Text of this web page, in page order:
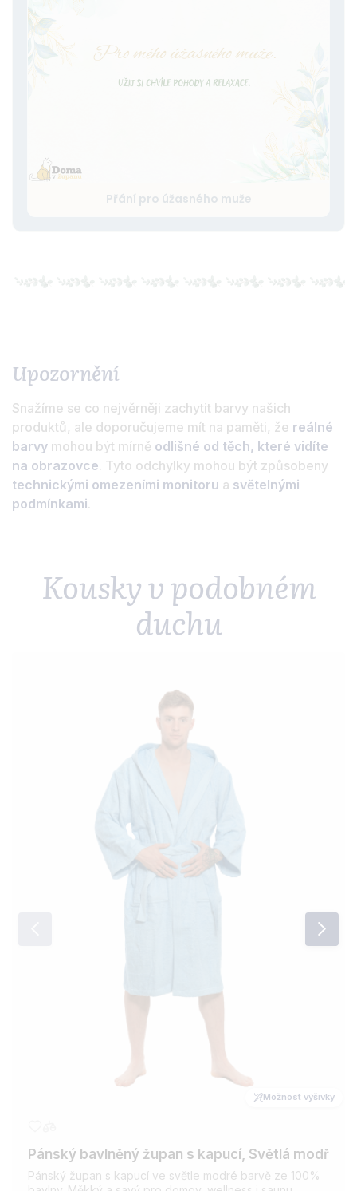
Přání pro úžasného muže
Upozornění
Snažíme se co nejvěrněji zachytit barvy našich
produktů, ale doporučujeme mít na paměti, že reálné
barvy mohou být mírně odlišné od těch, které vidíte
na obrazovce. Tyto odchylky mohou být způsobeny
technickými omezeními monitoru a světelnými
podmínkami.
Kousky v podobném
duchu
Možnost výšivky
Pánský bavlněný župan s kapucí, Světlá modř
Pánský župan s kapucí ve světle modré barvě ze 100%